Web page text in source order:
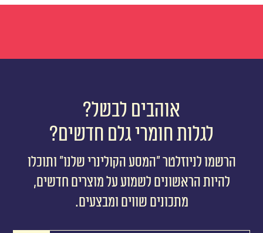
אוהבים לבשל?
לגלות חומרי גלם חדשים?
הרשמו לניוזלטר ״המסע הקולינרי שלנו״ ותוכלו
להיות הראשונים לשמוע על מוצרים חדשים,
מתכונים שווים ומבצעים.